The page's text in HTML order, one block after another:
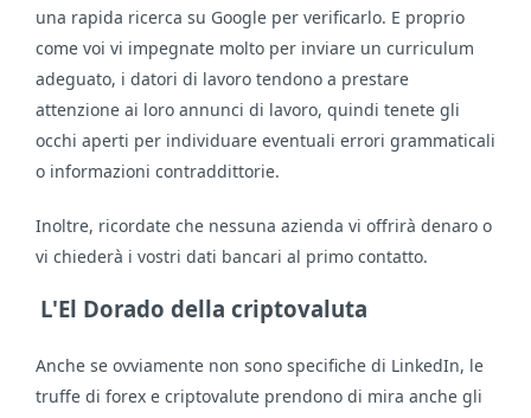
una rapida ricerca su Google per verificarlo. E proprio
come voi vi impegnate molto per inviare un curriculum
adeguato, i datori di lavoro tendono a prestare
attenzione ai loro annunci di lavoro, quindi tenete gli
occhi aperti per individuare eventuali errori grammaticali
o informazioni contraddittorie.
Inoltre, ricordate che nessuna azienda vi offrirà denaro o
vi chiederà i vostri dati bancari al primo contatto.
L'El Dorado della criptovaluta
Anche se ovviamente non sono specifiche di LinkedIn, le
truffe di forex e criptovalute prendono di mira anche gli